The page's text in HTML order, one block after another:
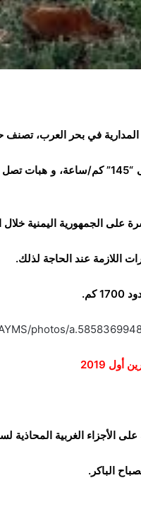
المدارية في بحر العرب،
الجمهورية اليمنية خلال
اللازمة عند الحاجة لذلك.
photos/
الأجزاء الغربية المحاذية
الباكر.